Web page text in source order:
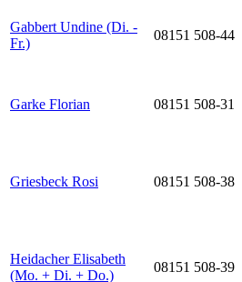
Gabbert Undine (Di. -
Fr.)
08151 508-44
Garke Florian 08151 508-31
Griesbeck Rosi 08151 508-38
Heidacher Elisabeth
(Mo. + Di. + Do.)
08151 508-39